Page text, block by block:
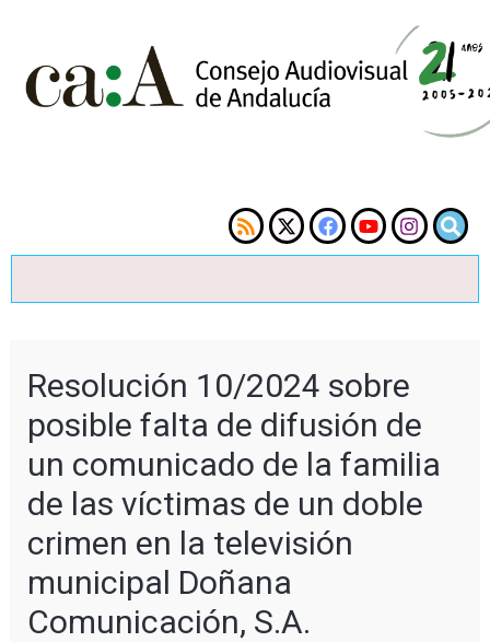
Resolución 10/2024 sobre
posible falta de difusión de
un comunicado de la familia
de las víctimas de un doble
crimen en la televisión
municipal Doñana
Comunicación, S.A.